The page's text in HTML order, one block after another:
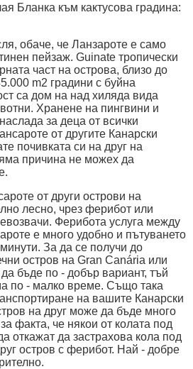
Бланка към кактусова градина:
обаче, че Ланзароте е само
пейзаж. Guinate тропически
част на острова, близо до
m2 градини с буйна
са дом на над хиляда вида
Хранене на пингвини и
за деца от всички
от другите Канарски
почивката си на друг на
причина не можех да
от други острови на
лесно, чрез ферибот или
Ферибота услуга между
е много удобно и пътуването
За да се получи до
остров на Gran Canária или
бъде по - добър вариант, тъй
по - малко време. Също така
на вашите Канарски
на друг може да бъде много
факта, че някои от колата под
откажат да застрахова кола под
остров с ферибот. Най - добре